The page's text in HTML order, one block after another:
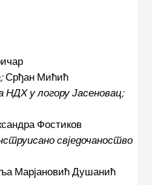
Срђан Мићић
НДХ у логору Јасеновац;
Фостиков
свједочаноство
Марјановић Душанић